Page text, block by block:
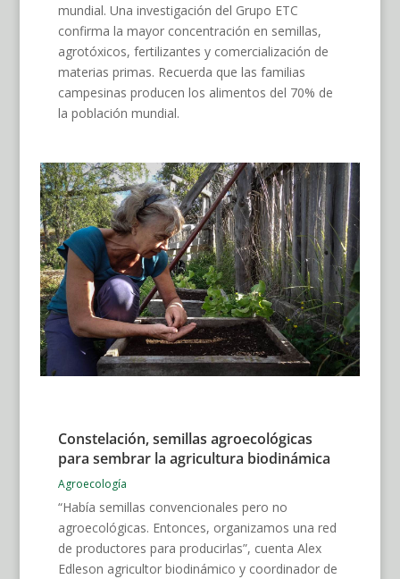
mundial. Una investigación del Grupo ETC
confirma la mayor concentración en semillas,
agrotóxicos, fertilizantes y comercialización de
materias primas. Recuerda que las familias
campesinas producen los alimentos del 70% de
la población mundial.
Constelación, semillas agroecológicas
para sembrar la agricultura biodinámica
Agroecología
“Había semillas convencionales pero no
agroecológicas. Entonces, organizamos una red
de productores para producirlas”, cuenta Alex
Edleson agricultor biodinámico y coordinador de